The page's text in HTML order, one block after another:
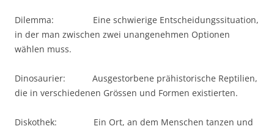
Dilemma: Eine schwierige Entscheidungssituation,
in der man zwischen zwei unangenehmen Optionen
wählen muss.
Dinosaurier: Ausgestorbene prähistorische Reptilien,
die in verschiedenen Grössen und Formen existierten.
Diskothek: Ein Ort, an dem Menschen tanzen und